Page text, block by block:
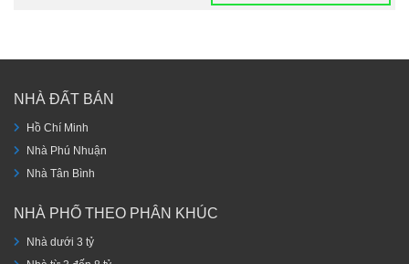
NHÀ ĐẤT BÁN
Hồ Chí Minh
Nhà Phú Nhuận
Nhà Tân Bình
NHÀ PHỐ THEO PHÂN KHÚC
Nhà dưới 3 tỷ